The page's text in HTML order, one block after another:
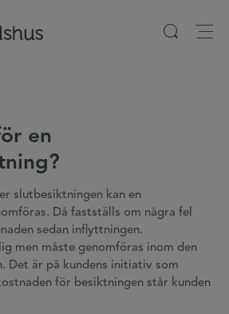
en
slutbesiktningen kan en
Då fastställs om några fel
sedan inflyttningen.
men måste genomföras inom den
Det är på kundens initiativ som
för besiktningen står kunden